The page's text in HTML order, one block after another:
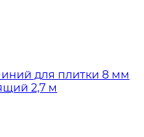
для плитки 8 мм
2,7 м